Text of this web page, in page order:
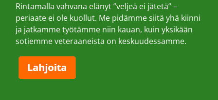
Rintamalla vahvana elänyt ”veljeä ei jätetä” –
periaate ei ole kuollut. Me pidämme siitä yhä kiinni
ja jatkamme työtämme niin kauan, kuin yksikään
sotiemme veteraaneista on keskuudessamme.